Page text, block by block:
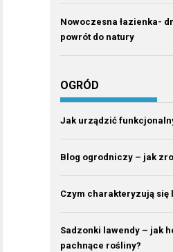
Nowoczesna łazienka-
powrót do natury
OGRÓD
Jak urządzić
Blog ogrodniczy – jak
Czym charakteryzują się
Sadzonki lawendy – jak
pachnące rośliny?